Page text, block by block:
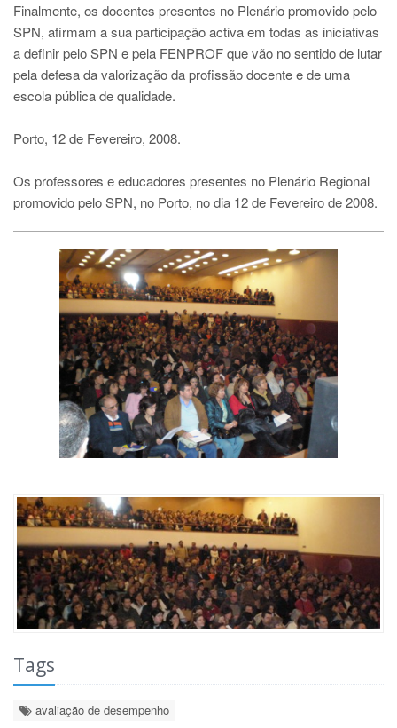
Finalmente, os docentes presentes no Plenário promovido pelo
SPN, afirmam a sua participação activa em todas as iniciativas
a definir pelo SPN e pela FENPROF que vão no sentido de lutar
pela defesa da valorização da profissão docente e de uma
escola pública de qualidade.
Porto, 12 de Fevereiro, 2008.
Os professores e educadores presentes no Plenário Regional
promovido pelo SPN, no Porto, no dia 12 de Fevereiro de 2008.
Tags
avaliação de desempenho